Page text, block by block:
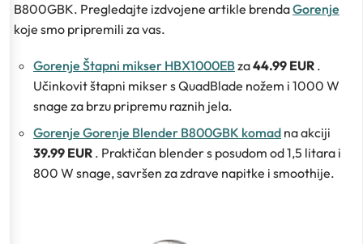
B800GBK. Pregledajte izdvojene artikle brendaGorenje
koje smo pripremili za vas.
Gorenje Štapni mikser HBX1000EBza44.99 EUR .
Učinkovit štapni mikser s QuadBlade nožem i 1000 W
snage za brzu pripremu raznih jela.
Gorenje Gorenje Blender B800GBK komad na akciji
39.99 EUR . Praktičan blender s posudom od 1,5 litara i
800 W snage, savršen za zdrave napitke i smoothije.